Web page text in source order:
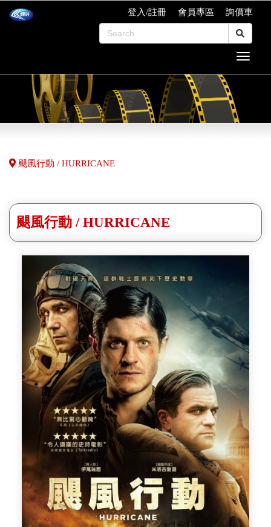
登入/註冊 會員專區 詢價車
颶風行動 / HURRICANE
颶風行動 / HURRICANE